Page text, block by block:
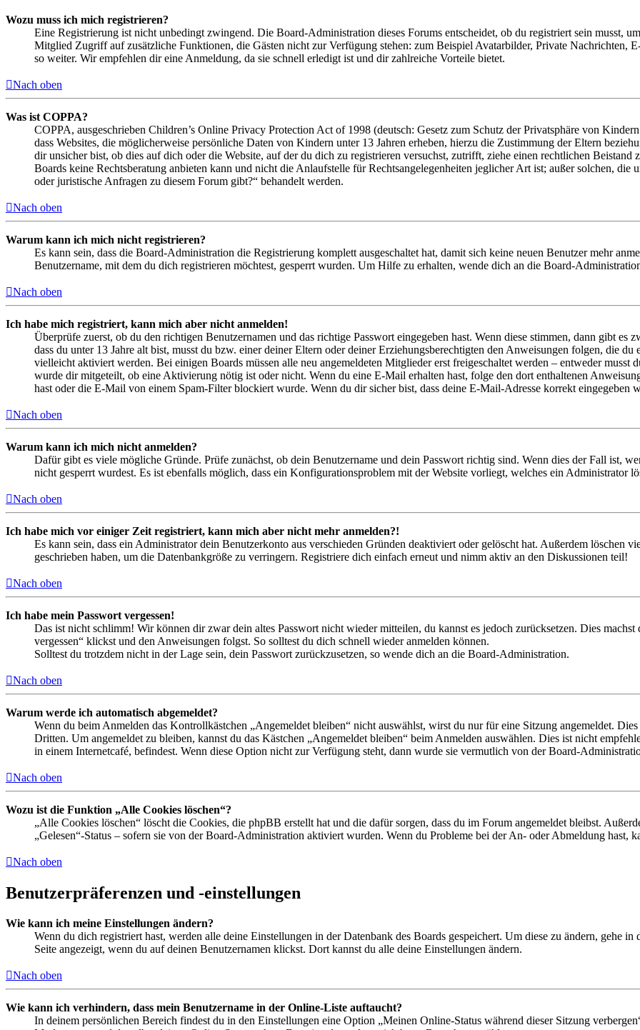
Wozu muss ich mich registrieren?
Eine Registrierung ist nicht unbedingt zwingend. Die Board-Administration dieses Forums entscheidet, ob du registriert sein musst,
Mitglied Zugriff auf zusätzliche Funktionen, die Gästen nicht zur Verfügung stehen: zum Beispiel Avatarbilder, Private Nachrichten,
so weiter. Wir empfehlen dir eine Anmeldung, da sie schnell erledigt ist und dir zahlreiche Vorteile bietet.
Nach oben
Was ist COPPA?
COPPA, ausgeschrieben Children’s Online Privacy Protection Act of 1998 (deutsch: Gesetz zum Schutz der Privatsphäre von
dass Websites, die möglicherweise persönliche Daten von Kindern unter 13 Jahren erheben, hierzu die Zustimmung der Eltern
dir unsicher bist, ob dies auf dich oder die Website, auf der du dich zu registrieren versuchst, zutrifft, ziehe einen rechtlichen
Boards keine Rechtsberatung anbieten kann und nicht die Anlaufstelle für Rechtsangelegenheiten jeglicher Art ist; außer solchen,
oder juristische Anfragen zu diesem Forum gibt?“ behandelt werden.
Nach oben
Warum kann ich mich nicht registrieren?
Es kann sein, dass die Board-Administration die Registrierung komplett ausgeschaltet hat, damit sich keine neuen Benutzer mehr
Benutzername, mit dem du dich registrieren möchtest, gesperrt wurden. Um Hilfe zu erhalten, wende dich an die Board-
Nach oben
Ich habe mich registriert, kann mich aber nicht anmelden!
Überprüfe zuerst, ob du den richtigen Benutzernamen und das richtige Passwort eingegeben hast. Wenn diese stimmen, dann gibt es
dass du unter 13 Jahre alt bist, musst du bzw. einer deiner Eltern oder deiner Erziehungsberechtigten den Anweisungen folgen, die
vielleicht aktiviert werden. Bei einigen Boards müssen alle neu angemeldeten Mitglieder erst freigeschaltet werden – entweder musst
wurde dir mitgeteilt, ob eine Aktivierung nötig ist oder nicht. Wenn du eine E-Mail erhalten hast, folge den dort enthaltenen
hast oder die E-Mail von einem Spam-Filter blockiert wurde. Wenn du dir sicher bist, dass deine E-Mail-Adresse korrekt eingegeben
Nach oben
Warum kann ich mich nicht anmelden?
Dafür gibt es viele mögliche Gründe. Prüfe zunächst, ob dein Benutzername und dein Passwort richtig sind. Wenn dies der Fall ist,
nicht gesperrt wurdest. Es ist ebenfalls möglich, dass ein Konfigurationsproblem mit der Website vorliegt, welches ein Administrator
Nach oben
Ich habe mich vor einiger Zeit registriert, kann mich aber nicht mehr anmelden?!
Es kann sein, dass ein Administrator dein Benutzerkonto aus verschieden Gründen deaktiviert oder gelöscht hat. Außerdem löschen
geschrieben haben, um die Datenbankgröße zu verringern. Registriere dich einfach erneut und nimm aktiv an den Diskussionen teil!
Nach oben
Ich habe mein Passwort vergessen!
Das ist nicht schlimm! Wir können dir zwar dein altes Passwort nicht wieder mitteilen, du kannst es jedoch zurücksetzen. Dies
vergessen“ klickst und den Anweisungen folgst. So solltest du dich schnell wieder anmelden können.
Solltest du trotzdem nicht in der Lage sein, dein Passwort zurückzusetzen, so wende dich an die Board-Administration.
Nach oben
Warum werde ich automatisch abgemeldet?
Wenn du beim Anmelden das Kontrollkästchen „Angemeldet bleiben“ nicht auswählst, wirst du nur für eine Sitzung angemeldet.
Dritten. Um angemeldet zu bleiben, kannst du das Kästchen „Angemeldet bleiben“ beim Anmelden auswählen. Dies ist nicht
in einem Internetcafé, befindest. Wenn diese Option nicht zur Verfügung steht, dann wurde sie vermutlich von der Board-
Nach oben
Wozu ist die Funktion „Alle Cookies löschen“?
„Alle Cookies löschen“ löscht die Cookies, die phpBB erstellt hat und die dafür sorgen, dass du im Forum angemeldet bleibst.
„Gelesen“-Status – sofern sie von der Board-Administration aktiviert wurden. Wenn du Probleme bei der An- oder Abmeldung hast,
Nach oben
Benutzerpräferenzen und -einstellungen
Wie kann ich meine Einstellungen ändern?
Wenn du dich registriert hast, werden alle deine Einstellungen in der Datenbank des Boards gespeichert. Um diese zu ändern, gehe
Seite angezeigt, wenn du auf deinen Benutzernamen klickst. Dort kannst du alle deine Einstellungen ändern.
Nach oben
Wie kann ich verhindern, dass mein Benutzername in der Online-Liste auftaucht?
In deinem persönlichen Bereich findest du in den Einstellungen eine Option „Meinen Online-Status während dieser Sitzung